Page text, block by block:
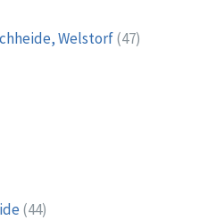
Welstorf(47)
(44)